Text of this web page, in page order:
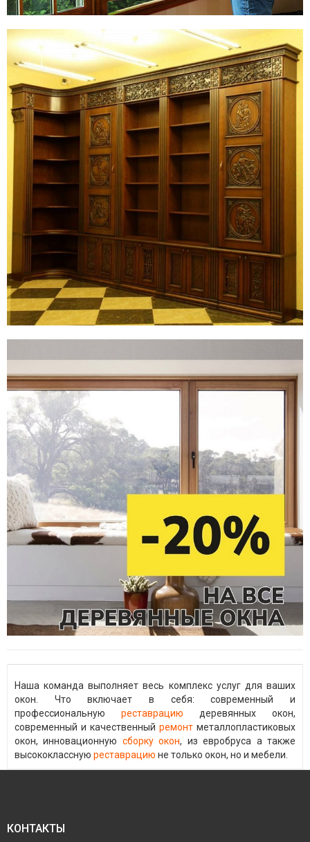
Наша команда выполняет весь комплекс услуг для ваших
окон. Что включает в себя: современный и
профессиональную реставрацию деревянных окон,
современный и качественный ремонт металлопластиковых
окон, инновационную сборку окон, из евробруса а также
высококлассную реставрацию не только окон, но и мебели.
КОНТАКТЫ